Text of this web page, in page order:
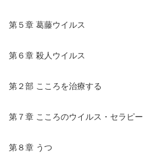
第５章 葛藤ウイルス
第６章 殺人ウイルス
第２部 こころを治療する
第７章 こころのウイルス・セラピー
第８章 うつ